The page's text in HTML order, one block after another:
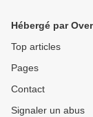
Hébergé par
Top articles
Pages
Contact
Signaler un abus